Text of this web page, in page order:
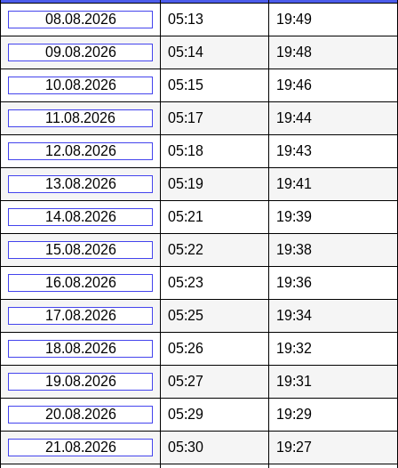
08.08.2026 05:13 19:49
09.08.2026 05:14 19:48
10.08.2026 05:15 19:46
11.08.2026 05:17 19:44
12.08.2026 05:18 19:43
13.08.2026 05:19 19:41
14.08.2026 05:21 19:39
15.08.2026 05:22 19:38
16.08.2026 05:23 19:36
17.08.2026 05:25 19:34
18.08.2026 05:26 19:32
19.08.2026 05:27 19:31
20.08.2026 05:29 19:29
21.08.2026 05:30 19:27